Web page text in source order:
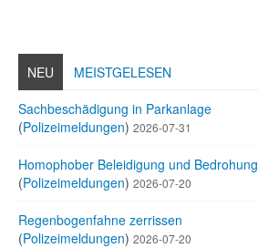
NEU
MEISTGELESEN
Sachbeschädigung in Parkanlage
(Polizeimeldungen) 2026-07-31
Homophober Beleidigung und Bedrohung
(Polizeimeldungen) 2026-07-20
Regenbogenfahne zerrissen
(Polizeimeldungen) 2026-07-20